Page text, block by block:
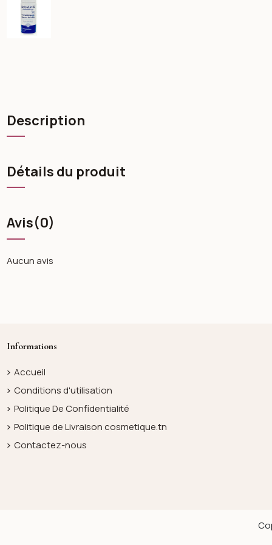
Description
Détails du produit
Avis(0)
Aucun avis
Informations
Accueil
Conditions d'utilisation
Politique De Confidentialité
Politique de Livraison cosmetique.tn
Contactez-nous